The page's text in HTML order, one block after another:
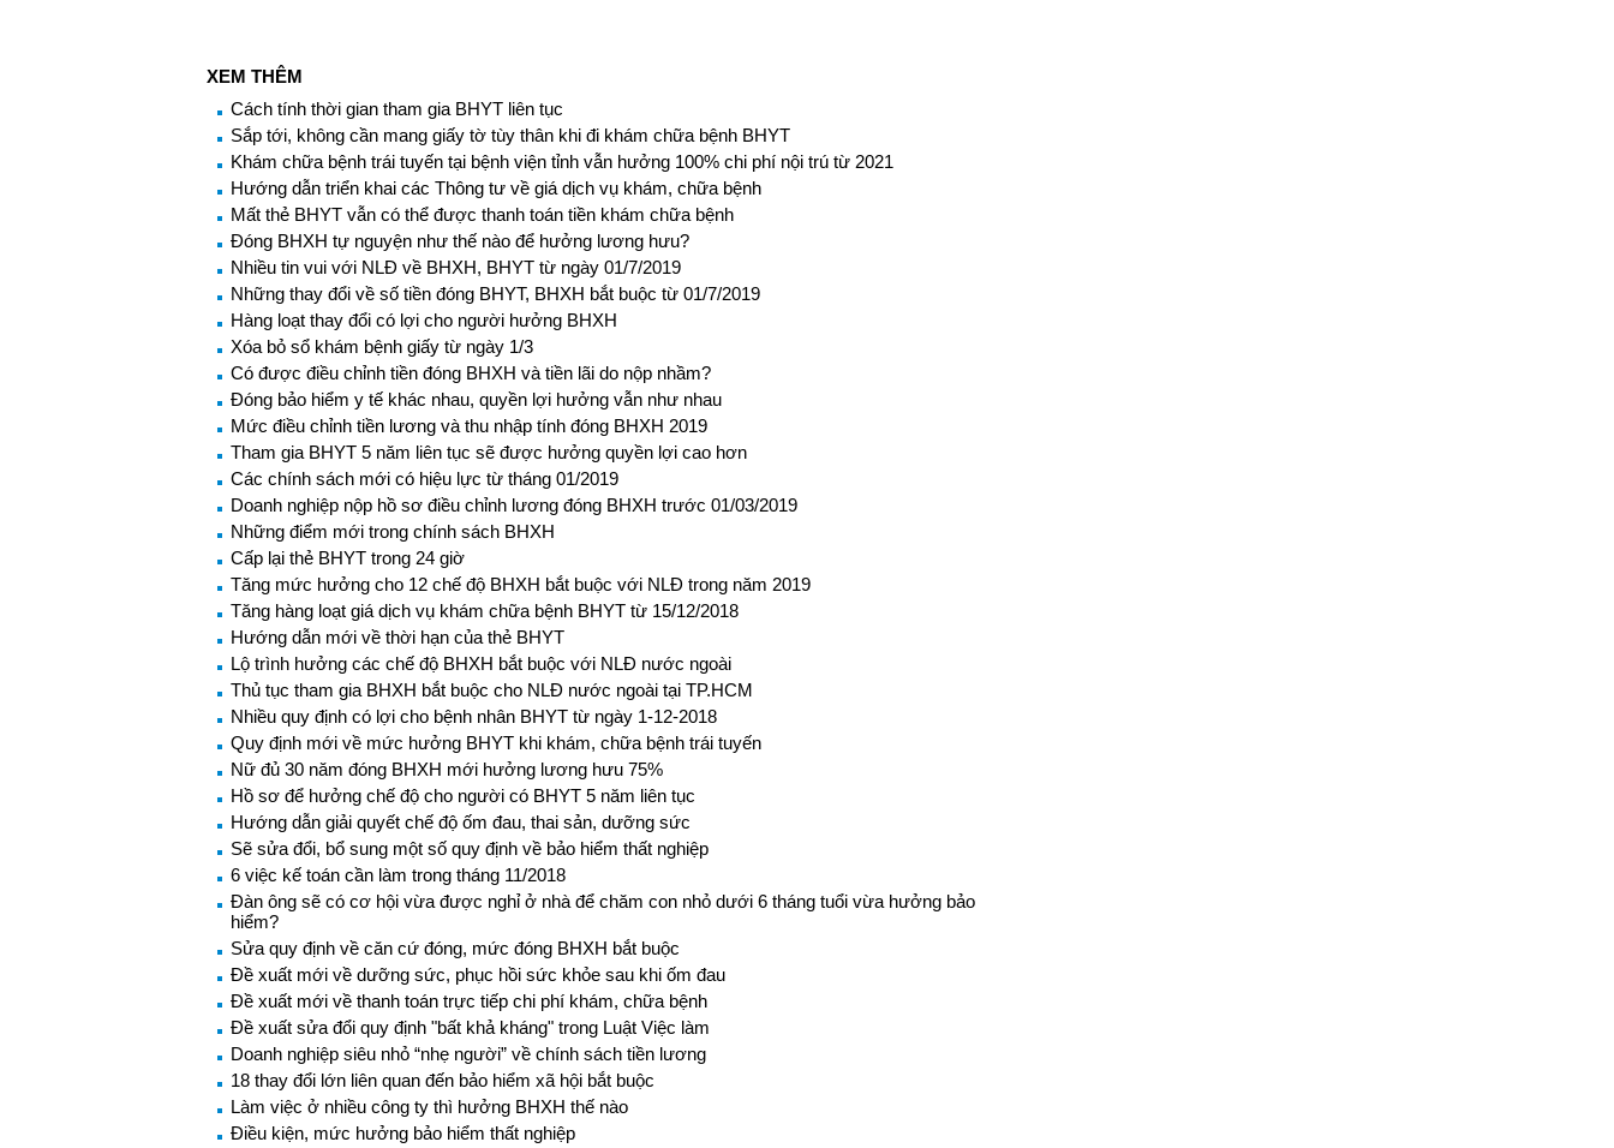
XEM THÊM
Cách tính thời gian tham gia BHYT liên tục
Sắp tới, không cần mang giấy tờ tùy thân khi đi khám chữa bệnh BHYT
Khám chữa bệnh trái tuyến tại bệnh viện tỉnh vẫn hưởng 100% chi phí nội trú từ 2021
Hướng dẫn triển khai các Thông tư về giá dịch vụ khám, chữa bệnh
Mất thẻ BHYT vẫn có thể được thanh toán tiền khám chữa bệnh
Đóng BHXH tự nguyện như thế nào để hưởng lương hưu?
Nhiều tin vui với NLĐ về BHXH, BHYT từ ngày 01/7/2019
Những thay đổi về số tiền đóng BHYT, BHXH bắt buộc từ 01/7/2019
Hàng loạt thay đổi có lợi cho người hưởng BHXH
Xóa bỏ sổ khám bệnh giấy từ ngày 1/3
Có được điều chỉnh tiền đóng BHXH và tiền lãi do nộp nhầm?
Đóng bảo hiểm y tế khác nhau, quyền lợi hưởng vẫn như nhau
Mức điều chỉnh tiền lương và thu nhập tính đóng BHXH 2019
Tham gia BHYT 5 năm liên tục sẽ được hưởng quyền lợi cao hơn
Các chính sách mới có hiệu lực từ tháng 01/2019
Doanh nghiệp nộp hồ sơ điều chỉnh lương đóng BHXH trước 01/03/2019
Những điểm mới trong chính sách BHXH
Cấp lại thẻ BHYT trong 24 giờ
Tăng mức hưởng cho 12 chế độ BHXH bắt buộc với NLĐ trong năm 2019
Tăng hàng loạt giá dịch vụ khám chữa bệnh BHYT từ 15/12/2018
Hướng dẫn mới về thời hạn của thẻ BHYT
Lộ trình hưởng các chế độ BHXH bắt buộc với NLĐ nước ngoài
Thủ tục tham gia BHXH bắt buộc cho NLĐ nước ngoài tại TP.HCM
Nhiều quy định có lợi cho bệnh nhân BHYT từ ngày 1-12-2018
Quy định mới về mức hưởng BHYT khi khám, chữa bệnh trái tuyến
Nữ đủ 30 năm đóng BHXH mới hưởng lương hưu 75%
Hồ sơ để hưởng chế độ cho người có BHYT 5 năm liên tục
Hướng dẫn giải quyết chế độ ốm đau, thai sản, dưỡng sức
Sẽ sửa đổi, bổ sung một số quy định về bảo hiểm thất nghiệp
6 việc kế toán cần làm trong tháng 11/2018
Đàn ông sẽ có cơ hội vừa được nghỉ ở nhà để chăm con nhỏ dưới 6 tháng tuổi vừa hưởng bảo
hiểm?
Sửa quy định về căn cứ đóng, mức đóng BHXH bắt buộc
Đề xuất mới về dưỡng sức, phục hồi sức khỏe sau khi ốm đau
Đề xuất mới về thanh toán trực tiếp chi phí khám, chữa bệnh
Đề xuất sửa đổi quy định "bất khả kháng" trong Luật Việc làm
Doanh nghiệp siêu nhỏ “nhẹ người” về chính sách tiền lương
18 thay đổi lớn liên quan đến bảo hiểm xã hội bắt buộc
Làm việc ở nhiều công ty thì hưởng BHXH thế nào
Điều kiện, mức hưởng bảo hiểm thất nghiệp